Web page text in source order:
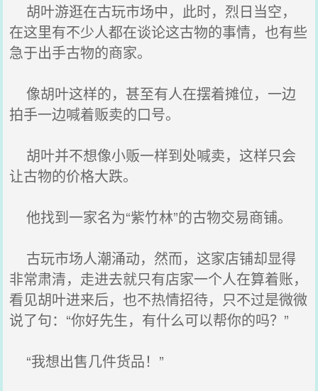
胡叶游逛在古玩市场中，此时，烈日当空，
在这里有不少人都在谈论这古物的事情，也有些
急于出手古物的商家。
像胡叶这样的，甚至有人在摆着摊位，一边
拍手一边喊着贩卖的口号。
胡叶并不想像小贩一样到处喊卖，这样只会
让古物的价格大跌。
他找到一家名为“紫竹林”的古物交易商铺。
古玩市场人潮涌动，然而，这家店铺却显得
非常肃清，走进去就只有店家一个人在算着账，
看见胡叶进来后，也不热情招待，只不过是微微
说了句：“你好先生，有什么可以帮你的吗？”
“我想出售几件货品！”